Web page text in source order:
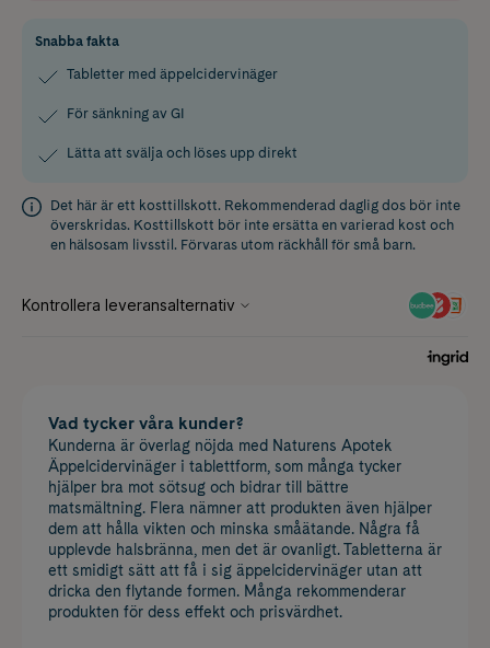
Snabba fakta
Tabletter med äppelcidervinäger
För sänkning av GI
Lätta att svälja och löses upp direkt
Det här är ett kosttillskott. Rekommenderad daglig dos bör inte
överskridas. Kosttillskott bör inte ersätta en varierad kost och
en hälsosam livsstil. Förvaras utom räckhåll för små barn.
Vad tycker våra kunder?
Kunderna är överlag nöjda med Naturens Apotek
Äppelcidervinäger i tablettform, som många tycker
hjälper bra mot sötsug och bidrar till bättre
matsmältning. Flera nämner att produkten även hjälper
dem att hålla vikten och minska småätande. Några få
upplevde halsbränna, men det är ovanligt. Tabletterna är
ett smidigt sätt att få i sig äppelcidervinäger utan att
dricka den flytande formen. Många rekommenderar
produkten för dess effekt och prisvärdhet.